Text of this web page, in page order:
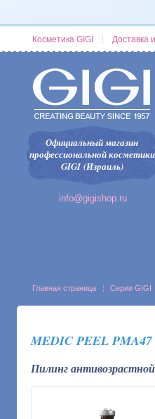
Косметика GIGI Доставка
Официальный магазин
профессиональной косметики
GIGI (Израиль)
info@gigishop.ru
Главная страница Серии GIGI
MEDIC PEEL PMA47
Пилинг антивозрастной